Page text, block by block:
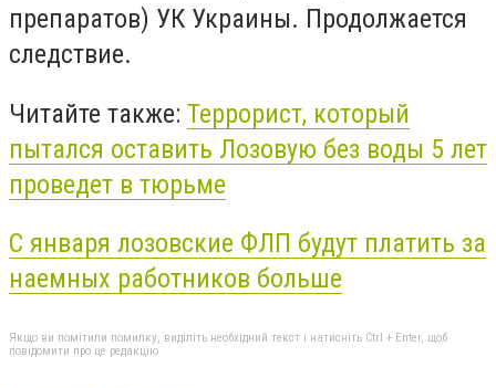
препаратов) УК Украины. Продолжается
следствие.
Читайте также: Террорист, который
пытался оставить Лозовую без воды 5 лет
проведет в тюрьме
С января лозовские ФЛП будут платить за
наемных работников больше
Якщо ви помітили помилку, виділіть необхідний текст і натисніть Ctrl + Enter, щоб
повідомити про це редакцію